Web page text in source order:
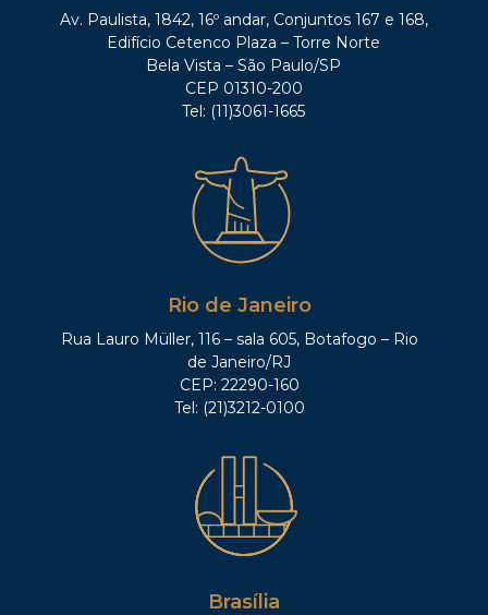
Av. Paulista, 1842, 16º andar, Conjuntos 167 e 168,
Edifício Cetenco Plaza – Torre Norte
Bela Vista – São Paulo/SP
CEP 01310-200
Tel: (11)3061-1665
Rio de Janeiro
Rua Lauro Müller, 116 – sala 605, Botafogo – Rio
de Janeiro/RJ
CEP: 22290-160
Tel: (21)3212-0100
Brasília